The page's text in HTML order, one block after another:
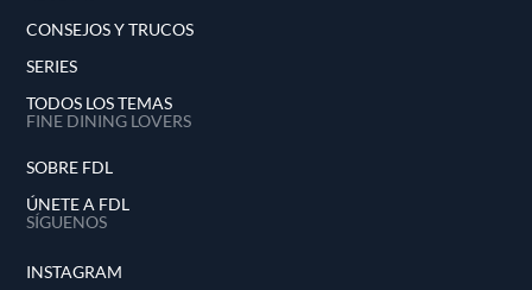
CONSEJOS Y TRUCOS
SERIES
TODOS LOS TEMAS
FINE DINING LOVERS
SOBRE FDL
ÚNETE A FDL
SÍGUENOS
INSTAGRAM